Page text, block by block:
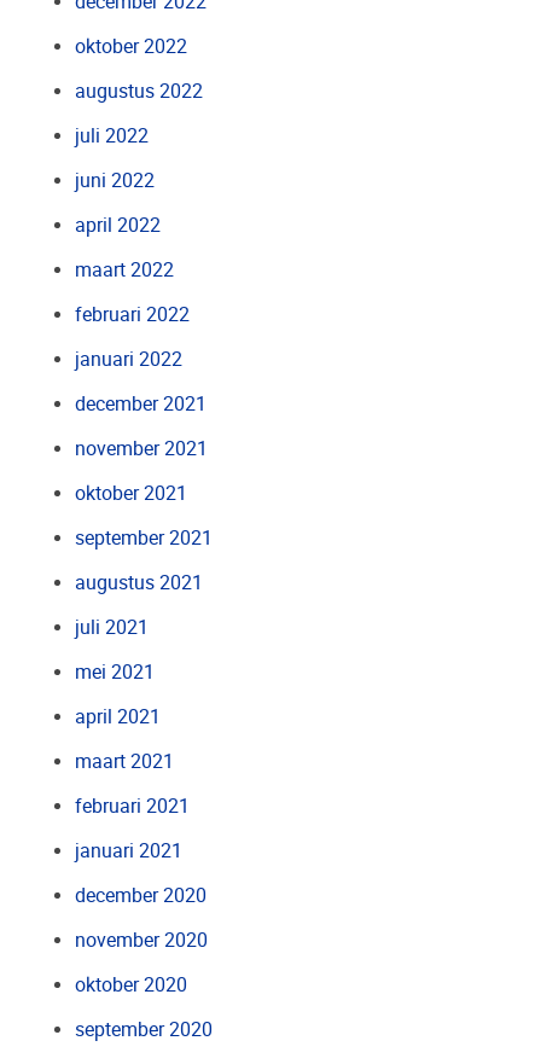
oktober 2022
augustus 2022
juli 2022
juni 2022
april 2022
maart 2022
februari 2022
januari 2022
december 2021
november 2021
oktober 2021
september 2021
augustus 2021
juli 2021
mei 2021
april 2021
maart 2021
februari 2021
januari 2021
december 2020
november 2020
oktober 2020
september 2020